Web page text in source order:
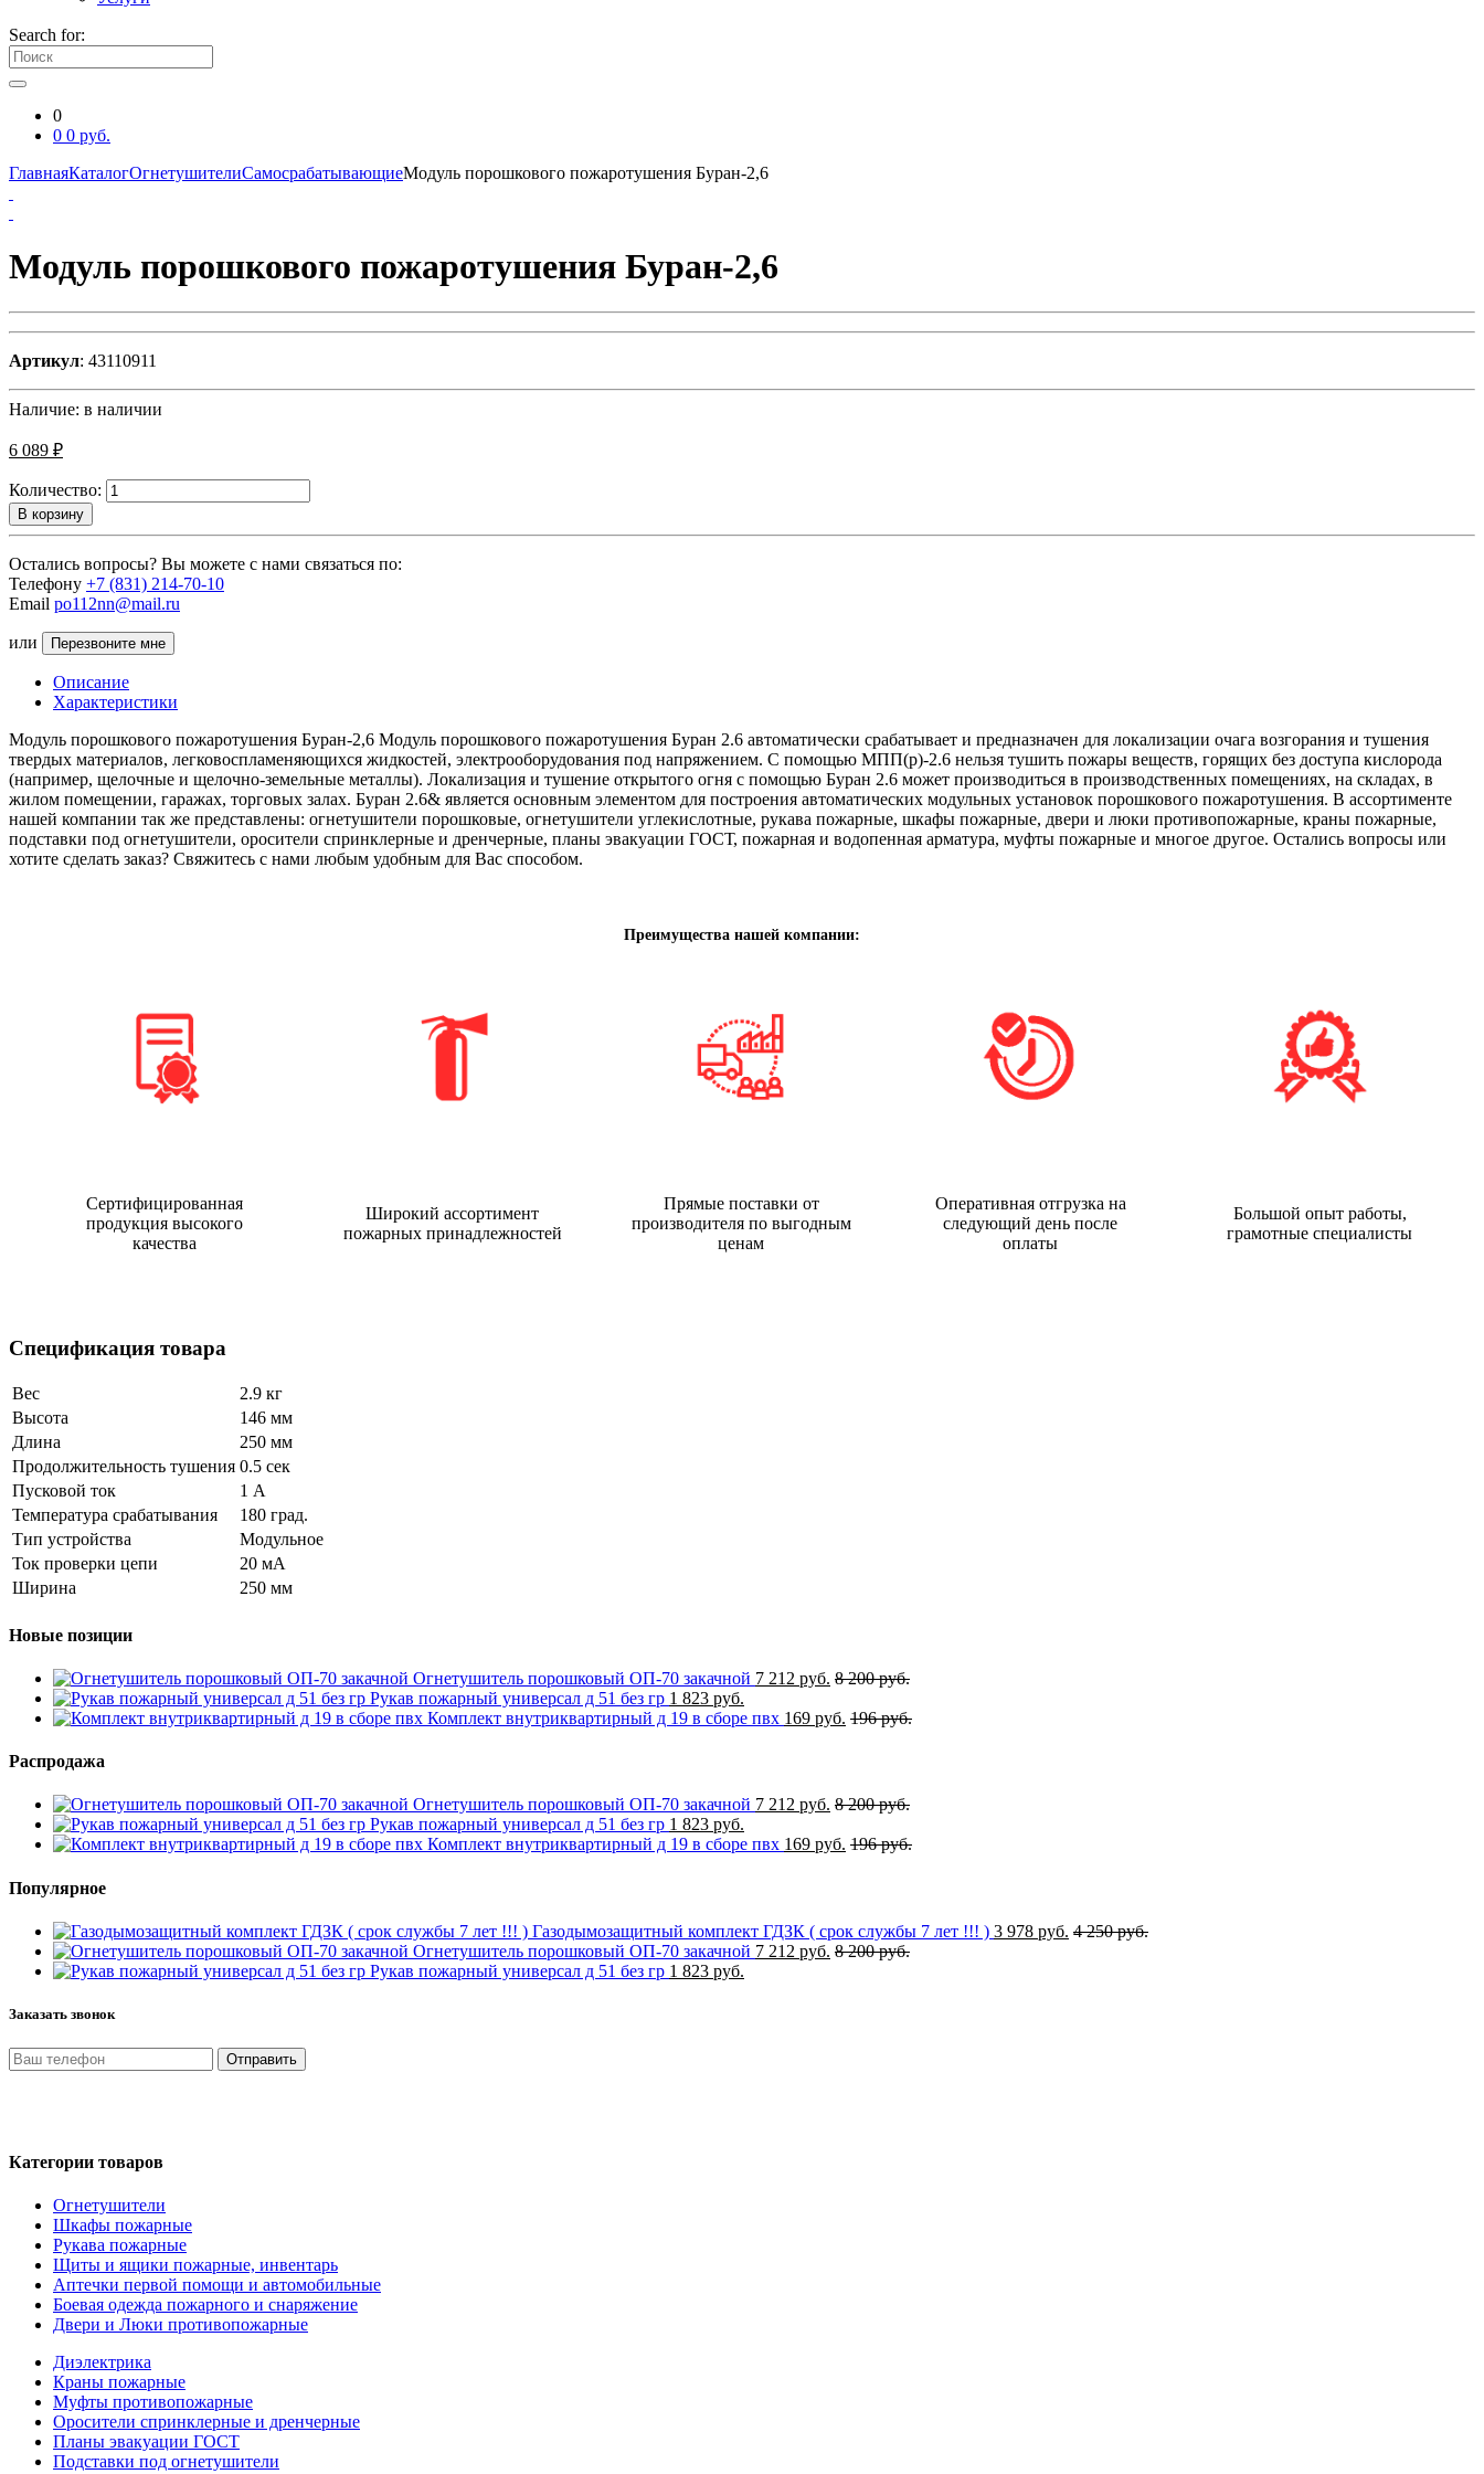
Search for:
0
0 0 руб.
ГлавнаяКаталогОгнетушителиCамосрабатывающиеМодуль порошкового пожаротушения Буран-2,6
Модуль порошкового пожаротушения Буран-2,6
Артикул: 43110911
Наличие: в наличии
6 089 ₽
Количество:
В корзину
Остались вопросы? Вы можете с нами связаться по:
Телефону +7 (831) 214-70-10
Email po112nn@mail.ru
или Перезвоните мне
Описание
Характеристики
Модуль порошкового пожаротушения Буран-2,6 Модуль порошкового пожаротушения Буран 2.6 автоматически срабатывает и предназначен для локализации очага возгорания и тушения
твердых материалов, легковоспламеняющихся жидкостей, электрооборудования под напряжением. С помощью МПП(р)-2.6 нельзя тушить пожары веществ, горящих без доступа кислорода
(например, щелочные и щелочно-земельные металлы). Локализация и тушение открытого огня с помощью Буран 2.6 может производиться в производственных помещениях, на складах, в
жилом помещении, гаражах, торговых залах. Буран 2.6& является основным элементом для построения автоматических модульных установок порошкового пожаротушения. В ассортименте
нашей компании так же представлены: огнетушители порошковые, огнетушители углекислотные, рукава пожарные, шкафы пожарные, двери и люки противопожарные, краны пожарные,
подставки под огнетушители, оросители спринклерные и дренчерные, планы эвакуации ГОСТ, пожарная и водопенная арматура, муфты пожарные и многое другое. Остались вопросы или
хотите сделать заказ? Свяжитесь с нами любым удобным для Вас способом.
Преимущества нашей компании:
Сертифицированная
продукция высокого
качества
Широкий ассортимент
пожарных принадлежностей
Прямые поставки от
производителя по выгодным
ценам
Оперативная отгрузка на
следующий день после
оплаты
Большой опыт работы,
грамотные специалисты
Спецификация товара
Вес
2.9 кг
Высота
146 мм
Длина
250 мм
Продолжительность тушения 0.5 сек
Пусковой ток
1 А
Температура срабатывания
180 град.
Тип устройства
Модульное
Ток проверки цепи
20 мА
Ширина
250 мм
Новые позиции
Огнетушитель порошковый ОП-70 закачной 7 212 руб. 8 200 руб.
Рукав пожарный универсал д 51 без гр 1 823 руб.
Комплект внутриквартирный д 19 в сборе пвх 169 руб. 196 руб.
Распродажа
Огнетушитель порошковый ОП-70 закачной 7 212 руб. 8 200 руб.
Рукав пожарный универсал д 51 без гр 1 823 руб.
Комплект внутриквартирный д 19 в сборе пвх 169 руб. 196 руб.
Популярное
Газодымозащитный комплект ГДЗК ( срок службы 7 лет !!! ) 3 978 руб. 4 250 руб.
Огнетушитель порошковый ОП-70 закачной 7 212 руб. 8 200 руб.
Рукав пожарный универсал д 51 без гр 1 823 руб.
Заказать звонок
Отправить
Категории товаров
Огнетушители
Шкафы пожарные
Рукава пожарные
Щиты и ящики пожарные, инвентарь
Аптечки первой помощи и автомобильные
Боевая одежда пожарного и снаряжение
Двери и Люки противопожарные
Диэлектрика
Краны пожарные
Муфты противопожарные
Оросители спринклерные и дренчерные
Планы эвакуации ГОСТ
Подставки под огнетушители